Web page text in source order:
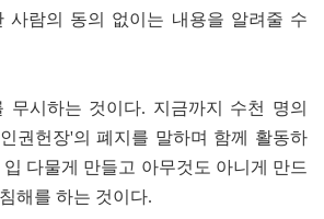
사람의 동의 없이는 내용을 알려줄 수
무시하는 것이다. 지금까지 수천 명의
권헌장'의 폐지를 말하며 함께 활동하
다물게 만들고 아무것도 아니게 만드
해를 하는 것이다.